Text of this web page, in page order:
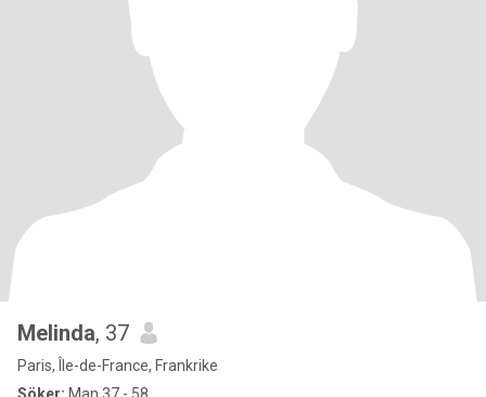
Melinda, 37
Paris, Île-de-France, Frankrike